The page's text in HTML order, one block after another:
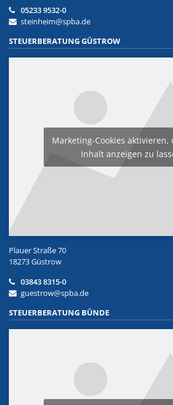
05233 9532-0
steinheim@spba.de
STEUERBERATUNG GÜSTROW
Marketing-Cookies aktivieren,
Inhalt anzeigen zu
Plauer Straße 70
18273 Güstrow
03843 8315-0
guestrow@spba.de
STEUERBERATUNG BÜNDE